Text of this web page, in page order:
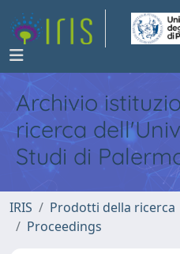
Archivio
ricerca
Studi di
IRIS Prodotti della ricerca
Proceedings